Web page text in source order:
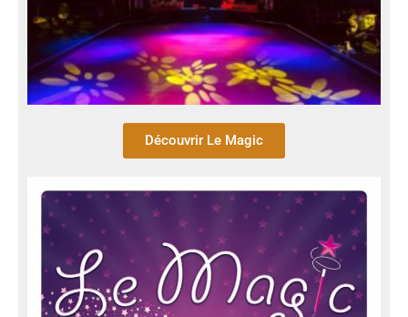
Découvrir Le Magic